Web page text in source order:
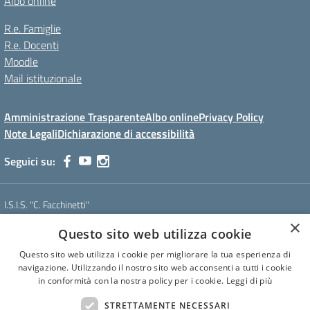
R.e. Famiglie
R.e. Docenti
Moodle
Mail istituzionale
Amministrazione TrasparenteAlbo onlinePrivacy Policy
Note LegaliDichiarazione di accessibilità
Seguici su:
I.S.I.S. "C. Facchinetti"
Tel. 0331 635718 - E-mail: vais01900e@istruzione.it - Pec:
vais01900e@pec.istruzione.it
Codice meccanografico: VAIS01900E
Codice Fiscale: 81009250127
×
Questo sito web utilizza cookie
Questo sito web utilizza i cookie per migliorare la tua esperienza di
navigazione. Utilizzando il nostro sito web acconsenti a tutti i cookie
in conformità con la nostra policy per i cookie. Leggi di più
STRETTAMENTE NECESSARI